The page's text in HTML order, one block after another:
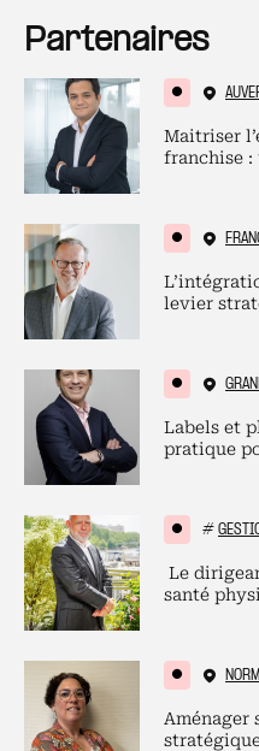
Partenaires
Maitriser
franchise
levier
Labels et
pratique
#
Le
santé
Aménager